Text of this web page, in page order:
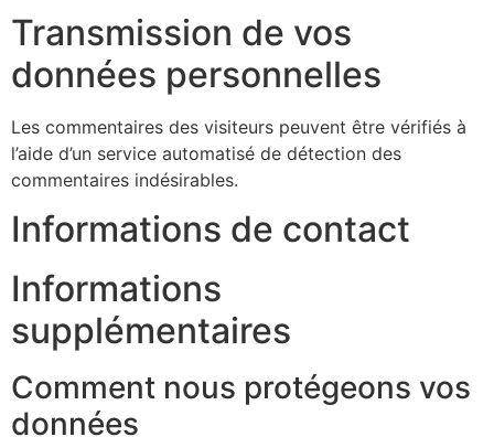
Transmission de vos
données personnelles
Les commentaires des visiteurs peuvent être vérifiés à
l’aide d’un service automatisé de détection des
commentaires indésirables.
Informations de contact
Informations
supplémentaires
Comment nous protégeons vos
données